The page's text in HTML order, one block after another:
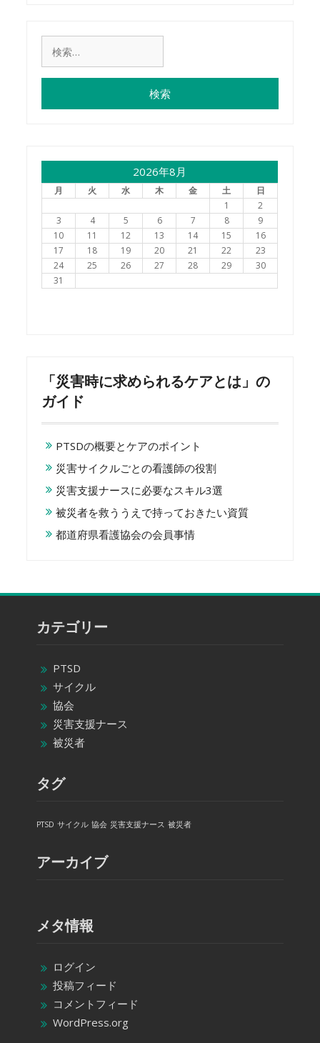
索:
2026年8月
月 火 水 木 金 土
日
1
2
3
4 5 6 7 8
9
10
11 12 13 14 15
16
17
18 19 20 21 22
23
24
25 26 27 28 29
30
31
「災害時に求められるケアとは」の
ガイド
PTSDの概要とケアのポイント
災害サイクルごとの看護師の役割
災害支援ナースに必要なスキル3選
被災者を救ううえで持っておきたい資質
都道府県看護協会の会員事情
カテゴリー
PTSD
サイクル
協会
災害支援ナース
被災者
タグ
PTSD サイクル 協会 災害支援ナース 被災者
アーカイブ
メタ情報
ログイン
投稿フィード
コメントフィード
WordPress.org